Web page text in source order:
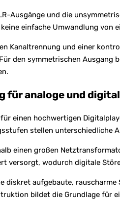
Ausgänge und die
einfache Umwandlung von
Kanaltrennung und einer
den symmetrischen Ausgang
für analoge und
einen hochwertigen
stellen unterschiedliche
einen großen
versorgt, wodurch digitale
diskret aufgebaute,
bildet die Grundlage für